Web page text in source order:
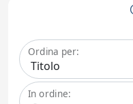
Ordina per:
In ordine: